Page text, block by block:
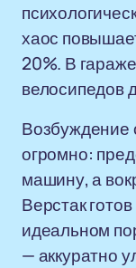
хаос
20%. В
велосипедов
Возбуждение
огромно:
машину, а
Верстак
идеальном
— аккуратно